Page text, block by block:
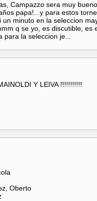
Campazzo sera muy
papa!...y para estos
minuto en la seleccion
q se yo, es discutible, es
la seleccion je...
Y LEIVA !!!!!!!!!!!
Oberto